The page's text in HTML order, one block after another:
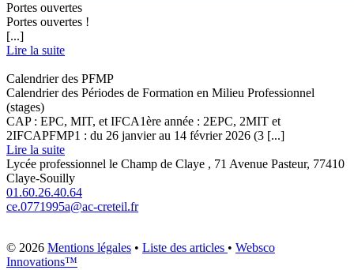
Portes ouvertes
Portes ouvertes !
[...]
Lire la suite
Calendrier des PFMP
Calendrier des Périodes de Formation en Milieu Professionnel
(stages)
CAP : EPC, MIT, et IFCA1ère année : 2EPC, 2MIT et
2IFCAPFMP1 : du 26 janvier au 14 février 2026 (3 [...]
Lire la suite
Lycée professionnel le Champ de Claye , 71 Avenue Pasteur, 77410
Claye-Souilly
01.60.26.40.64
ce.0771995a@ac-creteil.fr
© 2026 Mentions légales • Liste des articles • Websco
Innovations™